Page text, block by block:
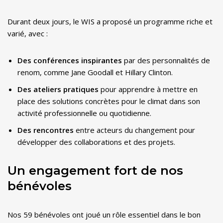
Durant deux jours, le WIS a proposé un programme riche et
varié, avec :
Des conférences inspirantes par des personnalités de
renom, comme Jane Goodall et Hillary Clinton.
Des ateliers pratiques pour apprendre à mettre en
place des solutions concrètes pour le climat dans son
activité professionnelle ou quotidienne.
Des rencontres entre acteurs du changement pour
développer des collaborations et des projets.
Un engagement fort de nos
bénévoles
Nos 59 bénévoles ont joué un rôle essentiel dans le bon